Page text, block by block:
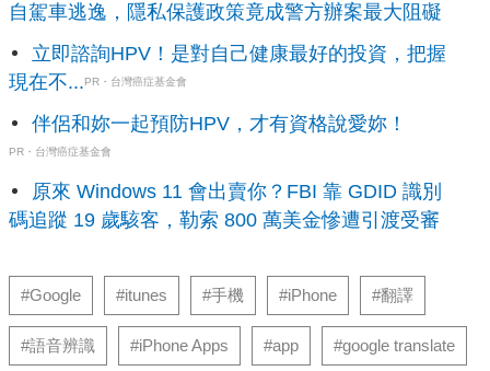
自駕車逃逸，隱私保護政策竟成警方辦案最大阻礙
立即諮詢HPV！是對自己健康最好的投資，把握
現在不...PR・台灣癌症基金會
伴侶和妳一起預防HPV，才有資格說愛妳！
PR・台灣癌症基金會
原來 Windows 11 會出賣你？FBI 靠 GDID 識別
碼追蹤 19 歲駭客，勒索 800 萬美金慘遭引渡受審
#Google #itunes #手機 #iPhone #翻譯
#語音辨識 #iPhone Apps #app #google translate